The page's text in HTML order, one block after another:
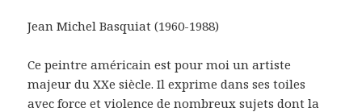
Jean Michel Basquiat (1960-1988)
Ce peintre américain est pour moi un artiste
majeur du XXe siècle. Il exprime dans ses toiles
avec force et violence de nombreux sujets dont la